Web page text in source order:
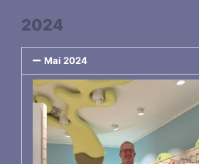
2024
Mai 2024